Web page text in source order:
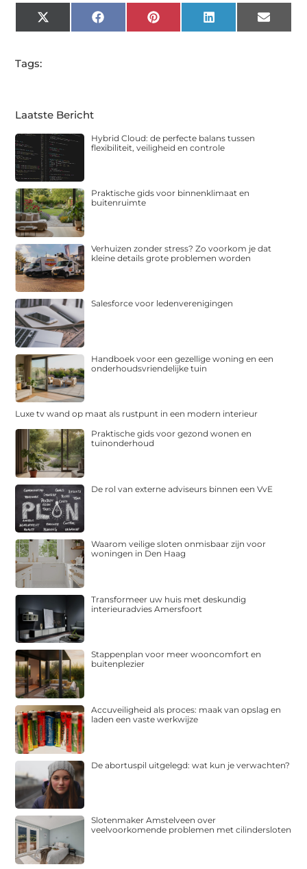
X
(Twitter)
FacebookPinterest LinkedIn Email
Tags:
Laatste Bericht
Hybrid Cloud: de perfecte balans tussen
flexibiliteit, veiligheid en controle
Praktische gids voor binnenklimaat en
buitenruimte
Verhuizen zonder stress? Zo voorkom je dat
kleine details grote problemen worden
Salesforce voor ledenverenigingen
Handboek voor een gezellige woning en een
onderhoudsvriendelijke tuin
Luxe tv wand op maat als rustpunt in een modern interieur
Praktische gids voor gezond wonen en
tuinonderhoud
De rol van externe adviseurs binnen een VvE
Waarom veilige sloten onmisbaar zijn voor
woningen in Den Haag
Transformeer uw huis met deskundig
interieuradvies Amersfoort
Stappenplan voor meer wooncomfort en
buitenplezier
Accuveiligheid als proces: maak van opslag en
laden een vaste werkwijze
De abortuspil uitgelegd: wat kun je verwachten?
Slotenmaker Amstelveen over
veelvoorkomende problemen met cilindersloten